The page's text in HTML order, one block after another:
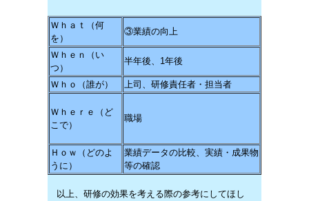
Ｗｈａｔ（何
を）
③業績の向上
Ｗｈｅｎ（い
つ）
半年後、1年後
Ｗｈｏ（誰が） 上司、研修責任者・担当者
Ｗｈｅｒｅ（ど
こで）
職場
Ｈｏｗ（どのよ
うに）
業績データの比較、実績・成果物
等の確認
以上、研修の効果を考える際の参考にしてほし